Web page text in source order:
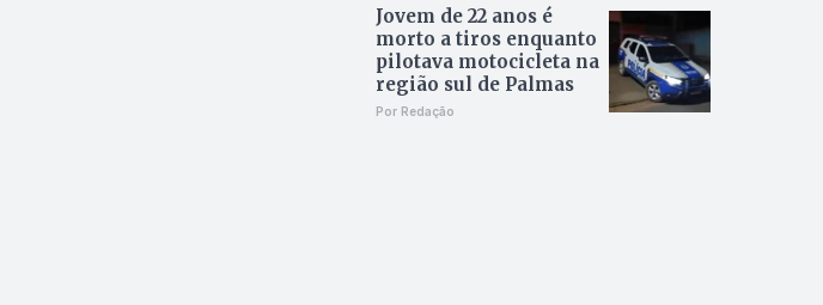
Jovem de 22 anos é
morto a tiros enquanto
pilotava motocicleta na
região sul de Palmas
Por Redação